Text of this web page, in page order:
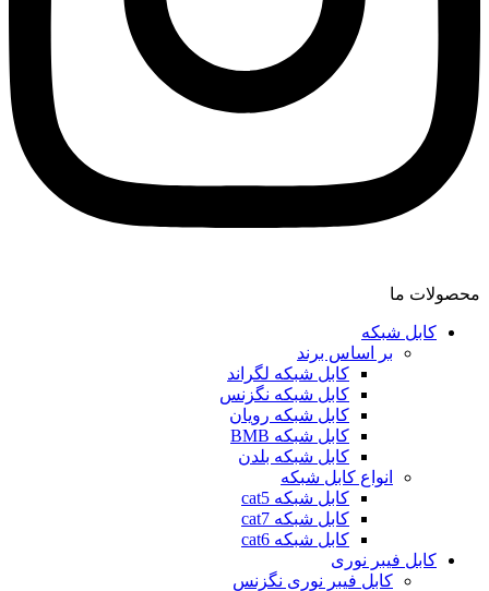
محصولات ما
کابل شبکه
بر اساس برند
کابل شبکه لگراند
کابل شبکه نگزنس
کابل شبکه رویان
کابل شبکه ‌BMB
کابل شبکه بلدن
انواع کابل شبکه
کابل شبکه cat5
کابل شبکه cat7
کابل شبکه cat6
کابل فیبر نوری
کابل فیبر نوری نگزنس